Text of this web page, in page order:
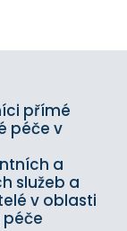
přímé
péče v
a
služeb a
v oblasti